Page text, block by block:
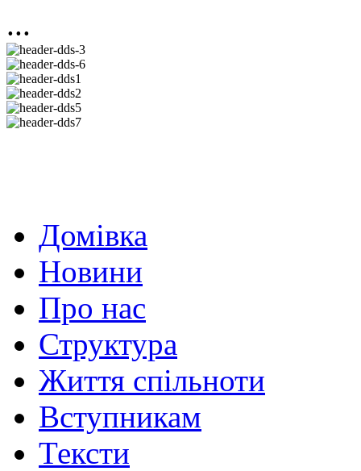
...
Домівка
Новини
Про нас
Структура
Життя спільноти
Вступникам
Тексти